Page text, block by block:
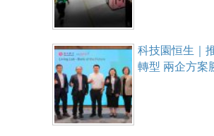
科技園恒生｜
轉型 兩企方案